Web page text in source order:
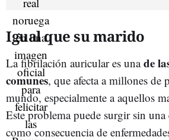
Igual que su marido
La fibrilación auricular es unade
comunes, que afecta a millones de
mundo, especialmente a aquellos
Este problema puede surgir sin una
como consecuencia de